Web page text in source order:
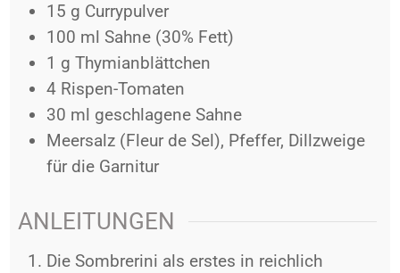
15 g Currypulver
100 ml Sahne (30% Fett)
1 g Thymianblättchen
4 Rispen-Tomaten
30 ml geschlagene Sahne
Meersalz (Fleur de Sel), Pfeffer, Dillzweige
für die Garnitur
ANLEITUNGEN
Die Sombrerini als erstes in reichlich